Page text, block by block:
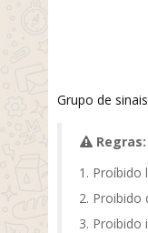
Grupo de
Regras:
Proíbido
Proibido
Proibido